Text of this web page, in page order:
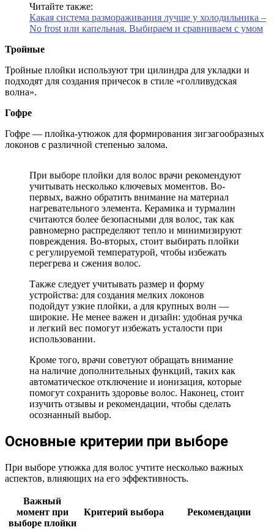
Читайте также:
Какая система размораживания лучше у холодильника –
No frost или капельная. Выбираем и сравниваем с умом
Тройные
Тройные плойки используют три цилиндра для укладки и
подходят для создания причесок в стиле «голливудская
волна».
Гофре
Гофре — плойка-утюжок для формирования зигзагообразных
локонов с различной степенью залома.
При выборе плойки для волос врачи рекомендуют
учитывать несколько ключевых моментов. Во-
первых, важно обратить внимание на материал
нагревательного элемента. Керамика и турмалин
считаются более безопасными для волос, так как
равномерно распределяют тепло и минимизируют
повреждения. Во-вторых, стоит выбирать плойки
с регулируемой температурой, чтобы избежать
перегрева и сжения волос.
Также следует учитывать размер и форму
устройства: для создания мелких локонов
подойдут узкие плойки, а для крупных волн —
широкие. Не менее важен и дизайн: удобная ручка
и легкий вес помогут избежать усталости при
использовании.
Кроме того, врачи советуют обращать внимание
на наличие дополнительных функций, таких как
автоматическое отключение и ионизация, которые
помогут сохранить здоровье волос. Наконец, стоит
изучить отзывы и рекомендации, чтобы сделать
осознанный выбор.
Основные критерии при выборе
При выборе утюжка для волос учтите несколько важных
аспектов, влияющих на его эффективность.
Важный
момент при
выборе плойки
Критерий выбора Рекомендации